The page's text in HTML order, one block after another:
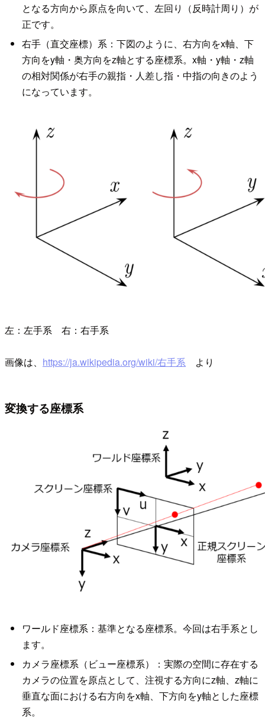
となる方向から原点を向いて、左回り（反時計周り）が
正です。
右手（直交座標）系：下図のように、右方向をx軸、下
方向をy軸・奥方向をz軸とする座標系。x軸・y軸・z軸
の相対関係が右手の親指・人差し指・中指の向きのよう
になっています。
左：左手系 右：右手系
画像は、 https://ja.wikipedia.org/wiki/右手系 より
変換する座標系
ワールド座標系：基準となる座標系。今回は右手系とし
ます。
カメラ座標系（ビュー座標系）：実際の空間に存在する
カメラの位置を原点として、注視する方向にz軸、z軸に
垂直な面における右方向をx軸、下方向をy軸とした座標
系。